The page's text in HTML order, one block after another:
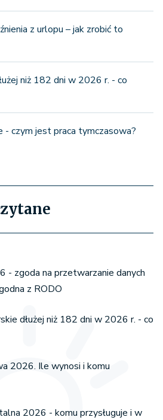
z urlopu – jak zrobić to
niż 182 dni w 2026 r. - co
- czym jest praca tymczasowa?
- zgoda na przetwarzanie danych
z RODO
dłużej niż 182 dni w 2026 r. - co
2026. Ile wynosi i komu
2026 - komu przysługuje i w